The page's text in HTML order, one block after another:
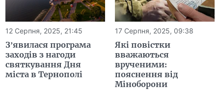
12 Серпня, 2025, 21:45
З’явилася програма
заходів з нагоди
святкування Дня
міста в Тернополі
17 Серпня, 2025, 09:38
Які повістки
вважаються
врученими:
пояснення від
Міноборони